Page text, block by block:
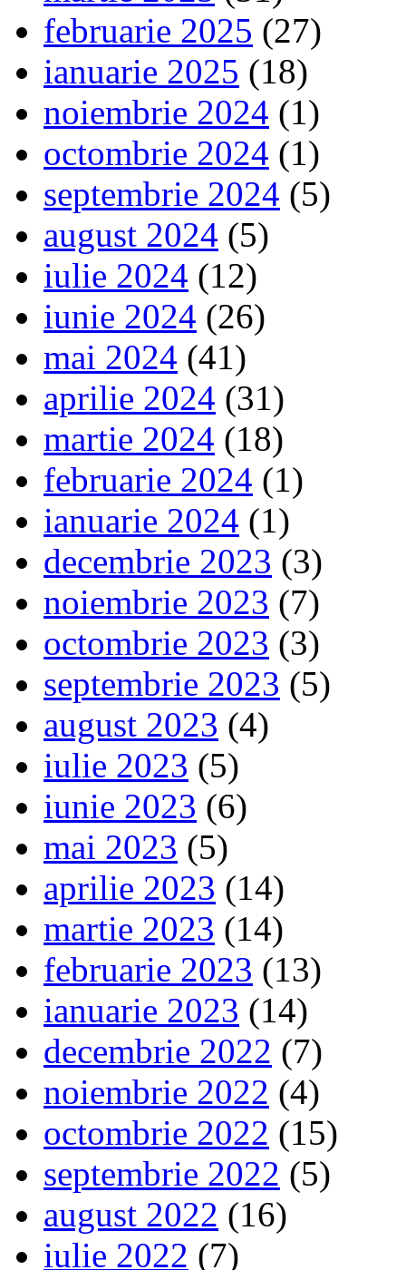
februarie 2025 (27)
ianuarie 2025 (18)
noiembrie 2024 (1)
octombrie 2024 (1)
septembrie 2024 (5)
august 2024 (5)
iulie 2024 (12)
iunie 2024 (26)
mai 2024 (41)
aprilie 2024 (31)
martie 2024 (18)
februarie 2024 (1)
ianuarie 2024 (1)
decembrie 2023 (3)
noiembrie 2023 (7)
octombrie 2023 (3)
septembrie 2023 (5)
august 2023 (4)
iulie 2023 (5)
iunie 2023 (6)
mai 2023 (5)
aprilie 2023 (14)
martie 2023 (14)
februarie 2023 (13)
ianuarie 2023 (14)
decembrie 2022 (7)
noiembrie 2022 (4)
octombrie 2022 (15)
septembrie 2022 (5)
august 2022 (16)
iulie 2022 (7)